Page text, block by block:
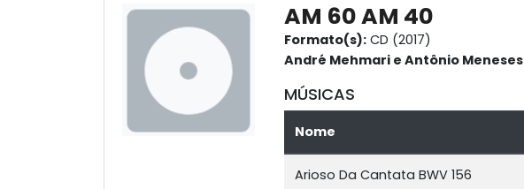
AM 60 AM 40
Formato(s): CD (2017)
André Mehmari e Antônio Meneses
MÚSICAS
Nome
Arioso Da Cantata BWV 156